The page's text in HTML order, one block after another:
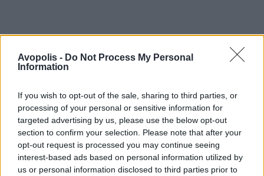
Avopolis - Do Not Process My Personal
Information
If you wish to opt-out of the sale, sharing to third parties, or
processing of your personal or sensitive information for
targeted advertising by us, please use the below opt-out
section to confirm your selection. Please note that after your
opt-out request is processed you may continue seeing
interest-based ads based on personal information utilized by
us or personal information disclosed to third parties prior to